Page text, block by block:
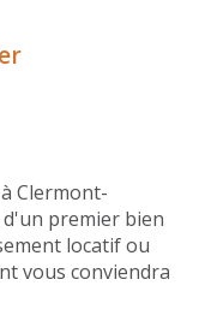
Clermont-
d'un premier bien
locatif ou
vous conviendra